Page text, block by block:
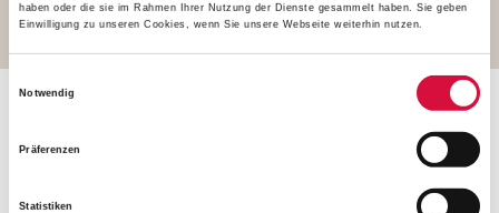
haben oder die sie im Rahmen Ihrer Nutzung der Dienste gesammelt haben. Sie geben
Einwilligung zu unseren Cookies, wenn Sie unsere Webseite weiterhin nutzen.
Notwendig
Präferenzen
Statistiken
Anzeigen zur Ausschreibung des